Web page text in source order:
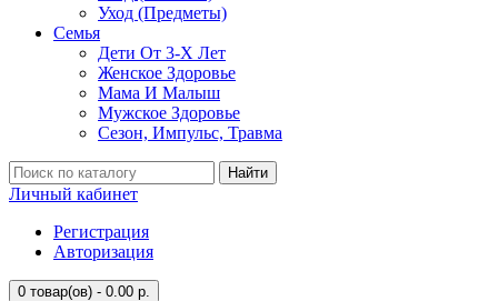
Уход (Предметы)
Семья
Дети От 3-Х Лет
Женское Здоровье
Мама И Малыш
Мужское Здоровье
Сезон, Импульс, Травма
Найти
Личный кабинет
Регистрация
Авторизация
0 товар(ов) - 0.00 р.